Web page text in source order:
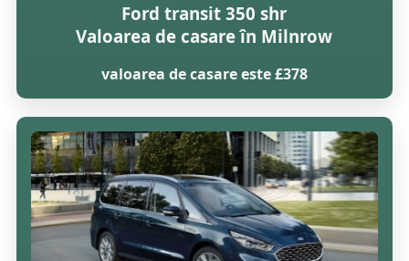
Ford transit 350 shr
Valoarea de casare în Milnrow
valoarea de casare este £378